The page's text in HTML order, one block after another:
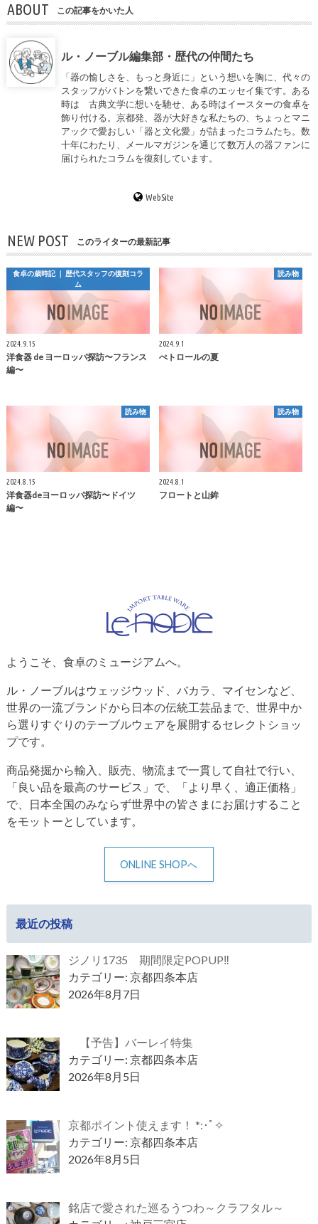
ABOUT この記事をかいた人
ル・ノーブル編集部・歴代の仲間たち
「器の愉しさを、もっと身近に」という想いを胸に、代々の
スタッフがバトンを繋いできた食卓のエッセイ集です。ある
時は 古典文学に想いを馳せ、ある時はイースターの食卓を
飾り付ける。京都発、器が大好きな私たちの、ちょっとマニ
アックで愛おしい「器と文化愛」が詰まったコラムたち。数
十年にわたり、メールマガジンを通じて数万人の器ファンに
届けられたコラムを復刻しています。
WebSite
NEW POST このライターの最新記事
食卓の歳時記 ｜ 歴代スタッフの復刻コラ
ム
2024.9.15
洋食器 de ヨーロッパ探訪〜フランス
編〜
読み物
2024.9.1
ぺトロールの夏
読み物
2024.8.15
洋食器deヨーロッパ探訪〜ドイツ
編〜
読み物
2024.8.1
フロートと山鉾
ようこそ、食卓のミュージアムへ。
ル・ノーブルはウェッジウッド、バカラ、マイセンなど、
世界の一流ブランドから日本の伝統工芸品まで、世界中か
ら選りすぐりのテーブルウェアを展開するセレクトショッ
プです。
商品発掘から輸入、販売、物流まで一貫して自社で行い、
「良い品を最高のサービス」で、「より早く、適正価格」
で、日本全国のみならず世界中の皆さまにお届けすること
をモットーとしています。
ONLINE SHOPへ
最近の投稿
ジノリ1735 期間限定POPUP‼
カテゴリー: 京都四条本店
2026年8月7日
【予告】バーレイ特集
カテゴリー: 京都四条本店
2026年8月5日
京都ポイント使えます！ *:･ﾟ✧
カテゴリー: 京都四条本店
2026年8月5日
銘店で愛された巡るうつわ～クラフタル～